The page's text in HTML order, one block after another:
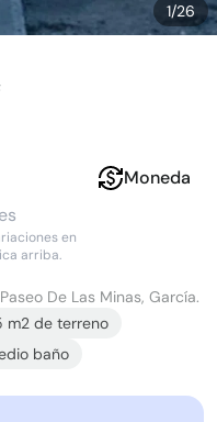
1/26
en
arriba.
Moneda
De Las Minas, García.
m2 de terreno
baño